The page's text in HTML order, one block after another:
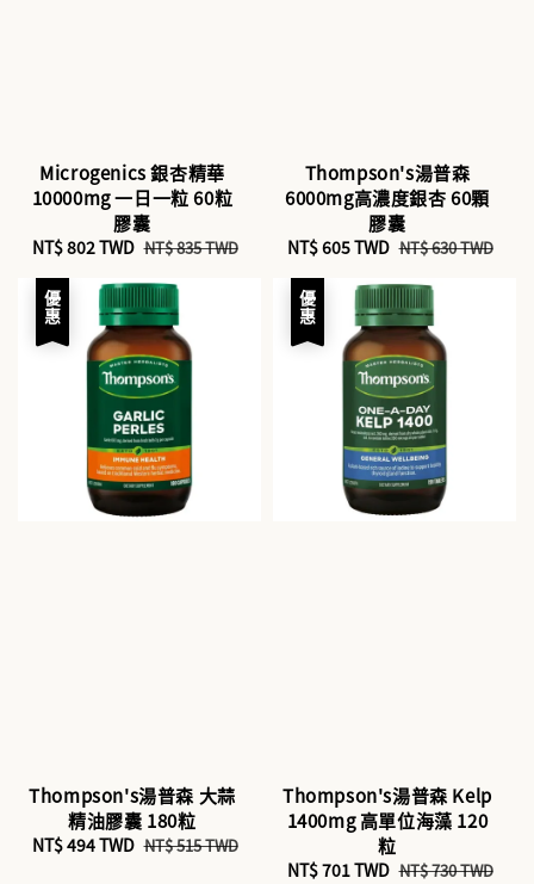
Microgenics 銀杏精華
10000mg 一日一粒 60粒
膠囊
Sale
price
NT$ 802 TWD Regular
NT$ 835 TWD
Thompson's湯普森
6000mg高濃度銀杏 60顆
膠囊
Sale
price
NT$ 605 TWD Regular
NT$ 630 TWD
優惠
Thompson's湯普森 大蒜
精油膠囊 180粒
Sale
NT$ 494 TWD Regular
NT$ 515 TWD
優惠
Thompson's湯普森 Kelp
1400mg 高單位海藻 120
粒
Sale
NT$ 701 TWD Regular
NT$ 730 TWD